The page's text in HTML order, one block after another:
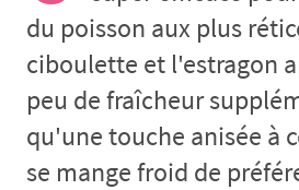
du poisson aux plus
ciboulette et l'estragon
peu de fraîcheur
qu'une touche anisée à
se mange froid de